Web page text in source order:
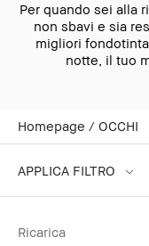
Per quando sei alla
non sbavi e sia
migliori
notte, il tuo
Homepage OCCHI
APPLICA FILTRO
Ricarica